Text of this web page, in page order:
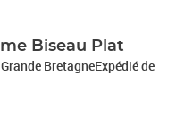
Biseau Plat
BretagneExpédié de